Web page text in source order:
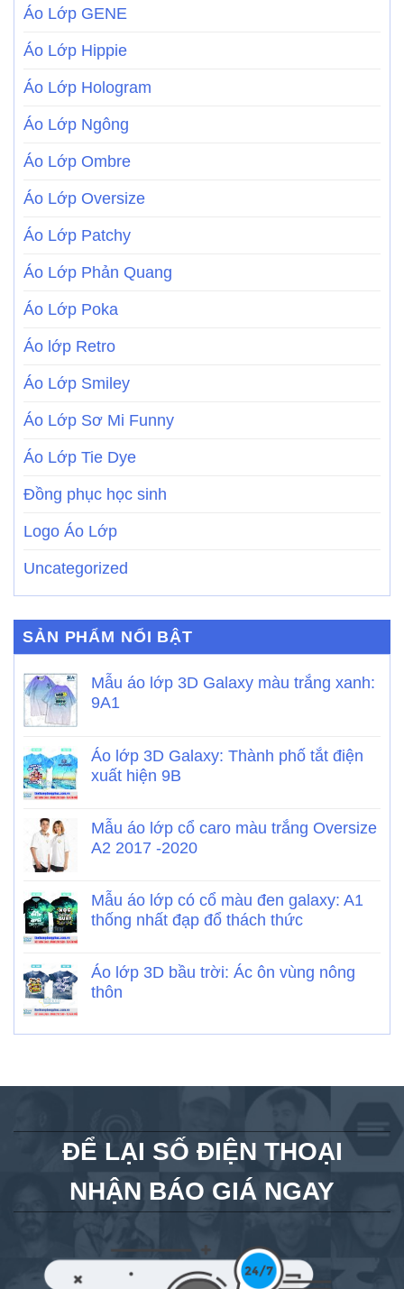
Áo Lớp GENE
Áo Lớp Hippie
Áo Lớp Hologram
Áo Lớp Ngông
Áo Lớp Ombre
Áo Lớp Oversize
Áo Lớp Patchy
Áo Lớp Phản Quang
Áo Lớp Poka
Áo lớp Retro
Áo Lớp Smiley
Áo Lớp Sơ Mi Funny
Áo Lớp Tie Dye
Đồng phục học sinh
Logo Áo Lớp
Uncategorized
SẢN PHẨM NỔI BẬT
Mẫu áo lớp 3D Galaxy màu trắng xanh:
9A1
Áo lớp 3D Galaxy: Thành phố tắt điện
xuất hiện 9B
Mẫu áo lớp cổ caro màu trắng Oversize
A2 2017 -2020
Mẫu áo lớp có cổ màu đen galaxy: A1
thống nhất đạp đổ thách thức
Áo lớp 3D bầu trời: Ác ôn vùng nông
thôn
ĐỂ LẠI SỐ ĐIỆN THOẠI
NHẬN BÁO GIÁ NGAY